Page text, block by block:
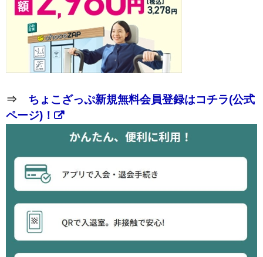
⇒ ちょこざっぷ新規無料会員登録はコチラ(公式
ページ)！